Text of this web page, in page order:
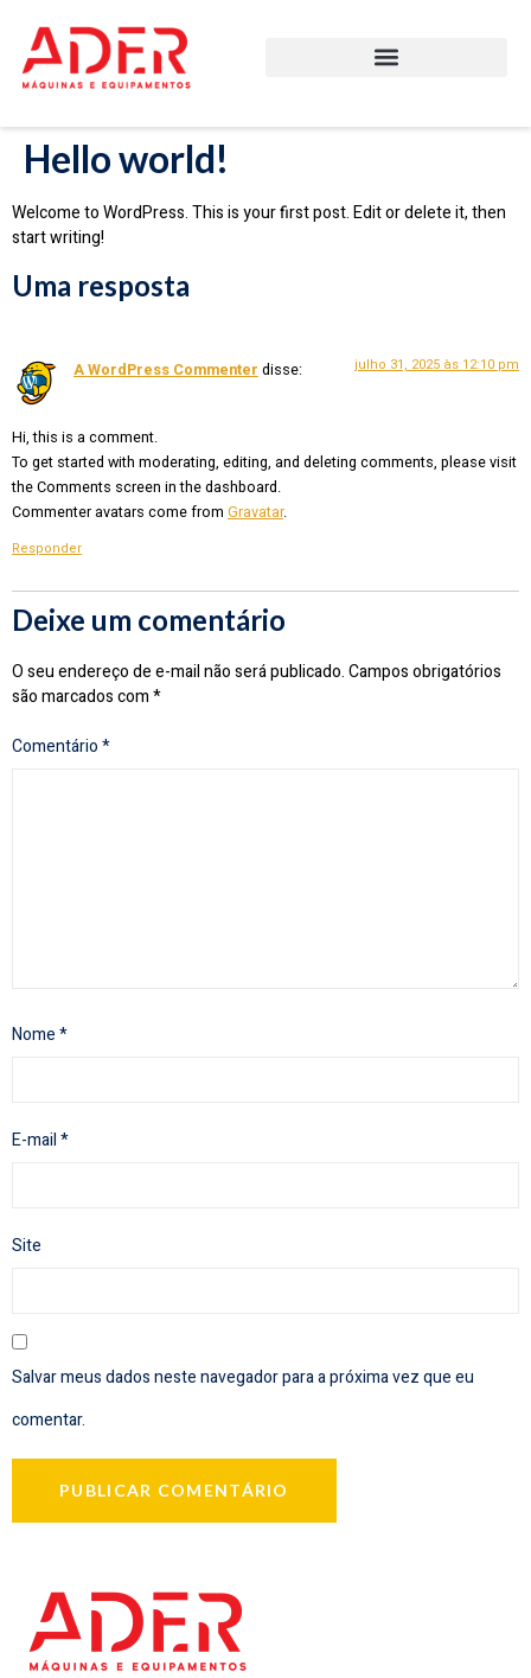
Hello world!
Welcome to WordPress. This is your first post. Edit or delete it, then
start writing!
Uma resposta
A WordPress Commenter disse: julho 31, 2025 às 12:10 pm
Hi, this is a comment.
To get started with moderating, editing, and deleting comments, please visit
the Comments screen in the dashboard.
Commenter avatars come from Gravatar.
Responder
Deixe um comentário
O seu endereço de e-mail não será publicado.Campos obrigatórios
são marcados com*
Comentário*
Nome*
E-mail*
Site
Salvar meus dados neste navegador para a próxima vez que eu
comentar.